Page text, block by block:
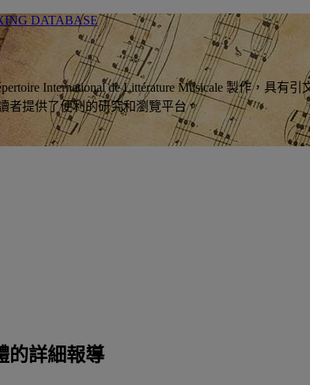
DATABASE
International de Littérature Musicale 製作，具
者提供了便利的研究和瀏覽平台。
的詳細報導